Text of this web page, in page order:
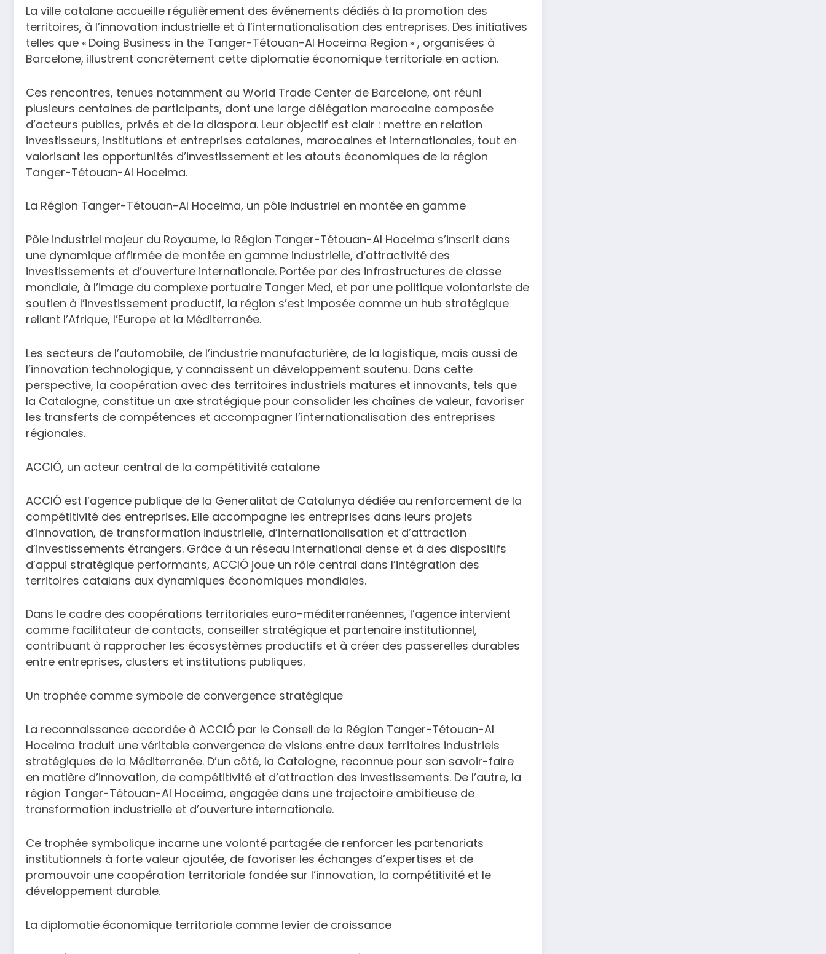
La ville catalane accueille régulièrement des événements dédiés à la promotion des
territoires, à l’innovation industrielle et à l’internationalisation des entreprises. Des initiatives
telles que « Doing Business in the Tanger-Tétouan-Al Hoceima Region » , organisées à
Barcelone, illustrent concrètement cette diplomatie économique territoriale en action.
Ces rencontres, tenues notamment au World Trade Center de Barcelone, ont réuni
plusieurs centaines de participants, dont une large délégation marocaine composée
d’acteurs publics, privés et de la diaspora. Leur objectif est clair : mettre en relation
investisseurs, institutions et entreprises catalanes, marocaines et internationales, tout en
valorisant les opportunités d’investissement et les atouts économiques de la région
Tanger-Tétouan-Al Hoceima.
La Région Tanger-Tétouan-Al Hoceima, un pôle industriel en montée en gamme
Pôle industriel majeur du Royaume, la Région Tanger-Tétouan-Al Hoceima s’inscrit dans
une dynamique affirmée de montée en gamme industrielle, d’attractivité des
investissements et d’ouverture internationale. Portée par des infrastructures de classe
mondiale, à l’image du complexe portuaire Tanger Med, et par une politique volontariste de
soutien à l’investissement productif, la région s’est imposée comme un hub stratégique
reliant l’Afrique, l’Europe et la Méditerranée.
Les secteurs de l’automobile, de l’industrie manufacturière, de la logistique, mais aussi de
l’innovation technologique, y connaissent un développement soutenu. Dans cette
perspective, la coopération avec des territoires industriels matures et innovants, tels que
la Catalogne, constitue un axe stratégique pour consolider les chaînes de valeur, favoriser
les transferts de compétences et accompagner l’internationalisation des entreprises
régionales.
ACCIÓ, un acteur central de la compétitivité catalane
ACCIÓ est l’agence publique de la Generalitat de Catalunya dédiée au renforcement de la
compétitivité des entreprises. Elle accompagne les entreprises dans leurs projets
d’innovation, de transformation industrielle, d’internationalisation et d’attraction
d’investissements étrangers. Grâce à un réseau international dense et à des dispositifs
d’appui stratégique performants, ACCIÓ joue un rôle central dans l’intégration des
territoires catalans aux dynamiques économiques mondiales.
Dans le cadre des coopérations territoriales euro-méditerranéennes, l’agence intervient
comme facilitateur de contacts, conseiller stratégique et partenaire institutionnel,
contribuant à rapprocher les écosystèmes productifs et à créer des passerelles durables
entre entreprises, clusters et institutions publiques.
Un trophée comme symbole de convergence stratégique
La reconnaissance accordée à ACCIÓ par le Conseil de la Région Tanger-Tétouan-Al
Hoceima traduit une véritable convergence de visions entre deux territoires industriels
stratégiques de la Méditerranée. D’un côté, la Catalogne, reconnue pour son savoir-faire
en matière d’innovation, de compétitivité et d’attraction des investissements. De l’autre, la
région Tanger-Tétouan-Al Hoceima, engagée dans une trajectoire ambitieuse de
transformation industrielle et d’ouverture internationale.
Ce trophée symbolique incarne une volonté partagée de renforcer les partenariats
institutionnels à forte valeur ajoutée, de favoriser les échanges d’expertises et de
promouvoir une coopération territoriale fondée sur l’innovation, la compétitivité et le
développement durable.
La diplomatie économique territoriale comme levier de croissance